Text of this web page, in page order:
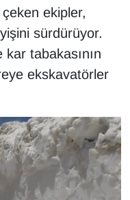
ekipler,
sürdürüyor.
kar tabakasının
ekskavatörler